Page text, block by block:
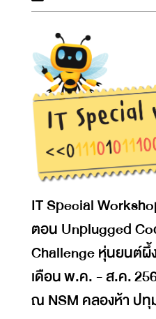
IT Special
ตอน Unplugged
Challenge หุ่นยนต์
เดือน พ.ค. - ส.ค.
ณ NSM คลองห้า ปทุ